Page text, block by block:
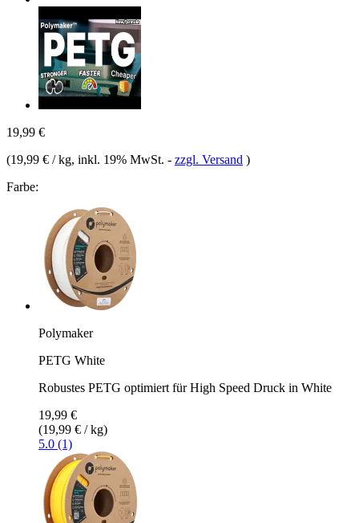
19,99 €
(19,99 € / kg, inkl. 19% MwSt. - zzgl. Versand )
Farbe:
Polymaker
PETG White
Robustes PETG optimiert für High Speed Druck in White
19,99 €
(19,99 € / kg)
5.0 (1)